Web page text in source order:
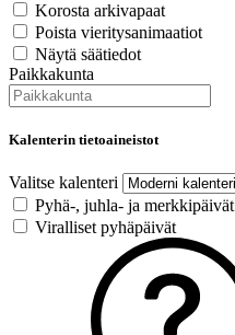
Korosta arkivapaat
Poista vieritysanimaatiot
Näytä säätiedot
Paikkakunta
Kalenterin tietoaineistot
Valitse kalenteri
Pyhä-, juhla- ja merkkipäivät
Viralliset pyhäpäivät